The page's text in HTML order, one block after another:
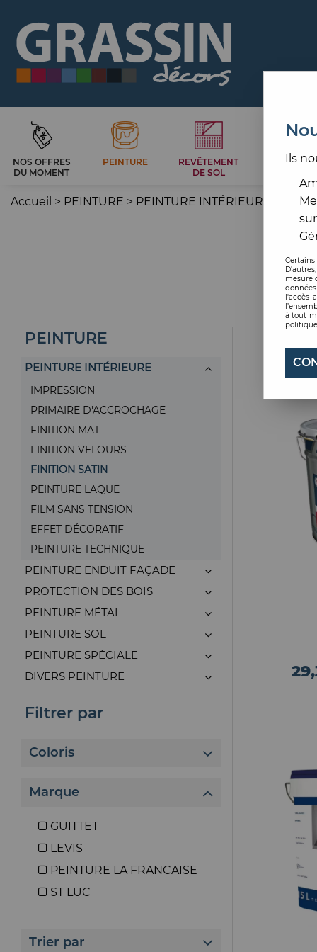
NOS OFFRES
DU MOMENT
PEINTURE
REVÊTEMENT
DE SOL
Accueil > PEINTURE > PEINTURE INTÉRIEURE
PEINTURE
PEINTURE INTÉRIEURE
IMPRESSION
PRIMAIRE D'ACCROCHAGE
FINITION MAT
FINITION VELOURS
FINITION SATIN
PEINTURE LAQUE
FILM SANS TENSION
EFFET DÉCORATIF
PEINTURE TECHNIQUE
PEINTURE ENDUIT FAÇADE
PROTECTION DES BOIS
PEINTURE MÉTAL
PEINTURE SOL
PEINTURE SPÉCIALE
DIVERS PEINTURE
Filtrer par
Coloris
Marque
GUITTET
LEVIS
PEINTURE LA FRANCAISE
ST LUC
Trier par
Ils
mesure
l'accès
à tout